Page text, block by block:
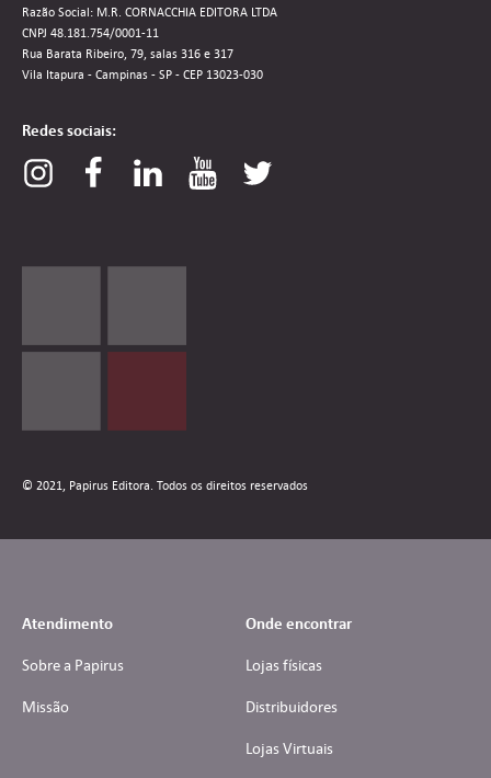
Razão Social: M.R. CORNACCHIA EDITORA LTDA
CNPJ 48.181.754/0001-11
Rua Barata Ribeiro, 79, salas 316 e 317
Vila Itapura - Campinas - SP - CEP 13023-030
Redes sociais:
© 2021, Papirus Editora. Todos os direitos reservados
Atendimento
Sobre a Papirus
Missão
Onde encontrar
Lojas físicas
Distribuidores
Lojas Virtuais